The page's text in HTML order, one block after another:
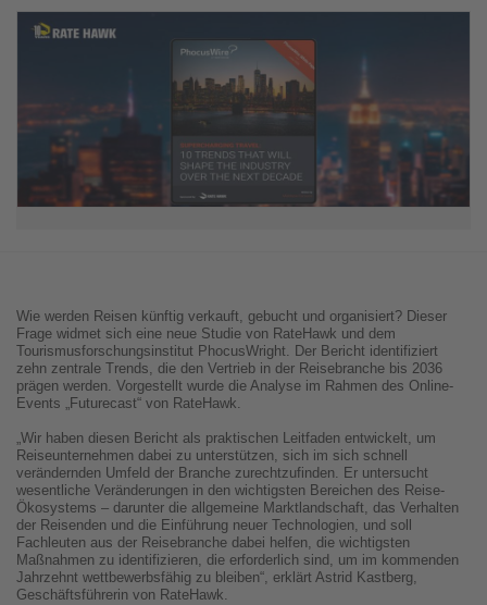
Wie werden Reisen künftig verkauft, gebucht und organisiert? Dieser
Frage widmet sich eine neue Studie von RateHawk und dem
Tourismusforschungsinstitut PhocusWright. Der Bericht identifiziert
zehn zentrale Trends, die den Vertrieb in der Reisebranche bis 2036
prägen werden. Vorgestellt wurde die Analyse im Rahmen des Online-
Events „Futurecast“ von RateHawk.
„Wir haben diesen Bericht als praktischen Leitfaden entwickelt, um
Reiseunternehmen dabei zu unterstützen, sich im sich schnell
verändernden Umfeld der Branche zurechtzufinden. Er untersucht
wesentliche Veränderungen in den wichtigsten Bereichen des Reise-
Ökosystems – darunter die allgemeine Marktlandschaft, das Verhalten
der Reisenden und die Einführung neuer Technologien, und soll
Fachleuten aus der Reisebranche dabei helfen, die wichtigsten
Maßnahmen zu identifizieren, die erforderlich sind, um im kommenden
Jahrzehnt wettbewerbsfähig zu bleiben“, erklärt Astrid Kastberg,
Geschäftsführerin von RateHawk.